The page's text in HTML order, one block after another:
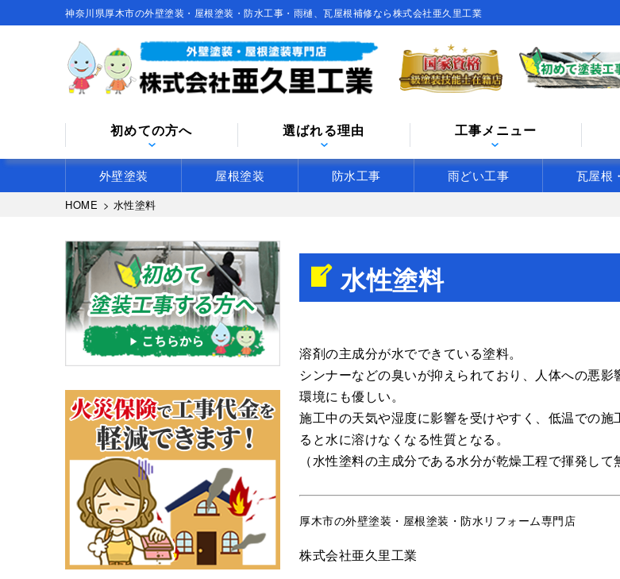
神奈川県厚木市の外壁塗装・屋根塗装・防水工事・雨樋、瓦屋根補修なら株式会社亜久里工業
初めての方へ 選ばれる理由 工事メニュー
外壁塗装 屋根塗装 防水工事 雨どい工事 瓦屋根
HOME > 水性塗料
水性塗料
溶剤の主成分が水でできている塗料。
シンナーなどの臭いが抑えられており、人体への悪影
環境にも優しい。
施工中の天気や湿度に影響を受けやすく、低温での
ると水に溶けなくなる性質となる。
（水性塗料の主成分である水分が乾燥工程で揮発し
厚木市の外壁塗装・屋根塗装・防水リフォーム専門店
株式会社亜久里工業